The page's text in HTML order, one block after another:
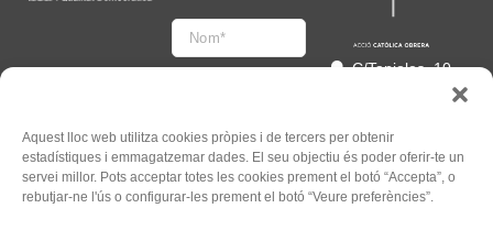
Aquest lloc web utilitza cookies pròpies i de tercers per obtenir
estadístiques i emmagatzemar dades. El seu objectiu és poder oferir-te un
servei millor. Pots acceptar totes les cookies prement el botó “Accepta”, o
rebutjar-ne l'ús o configurar-les prement el botó “Veure preferències”.
Accepto
l'Informació legal
C/Tapioles, 10
93 505 86 86
hola@acocat.org